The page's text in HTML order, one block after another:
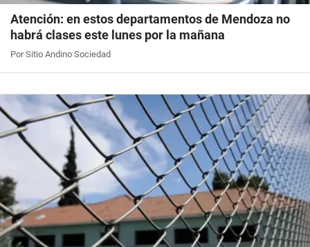
Atención: en estos departamentos de Mendoza no
habrá clases este lunes por la mañana
Por Sitio Andino Sociedad